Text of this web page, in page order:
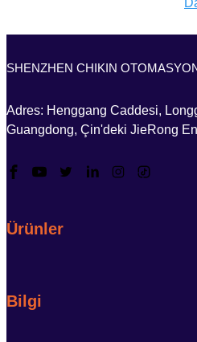
SHENZHEN CHIKIN
Adres: Henggang Caddesi,
Guangdong, Çin'deki JieRong
Ürünler
Bilgi